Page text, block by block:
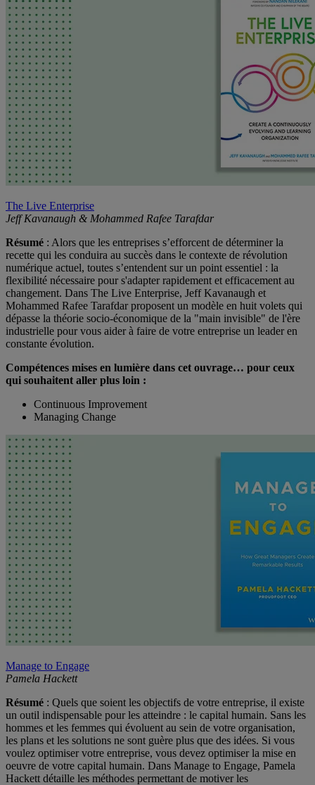
The Live Enterprise
Jeff Kavanaugh & Mohammed Rafee Tarafdar
Résumé : Alors que les entreprises s’efforcent de déterminer la
recette qui les conduira au succès dans le contexte de révolution
numérique actuel, toutes s’entendent sur un point essentiel : la
flexibilité nécessaire pour s'adapter rapidement et efficacement au
changement. Dans The Live Enterprise, Jeff Kavanaugh et
Mohammed Rafee Tarafdar proposent un modèle en huit volets qui
dépasse la théorie socio-économique de la "main invisible" de l'ère
industrielle pour vous aider à faire de votre entreprise un leader en
constante évolution.
Compétences mises en lumière dans cet ouvrage… pour ceux
qui souhaitent aller plus loin :
Continuous Improvement
Managing Change
Manage to Engage
Pamela Hackett
Résumé : Quels que soient les objectifs de votre entreprise, il existe
un outil indispensable pour les atteindre : le capital humain. Sans les
hommes et les femmes qui évoluent au sein de votre organisation,
les plans et les solutions ne sont guère plus que des idées. Si vous
voulez optimiser votre entreprise, vous devez optimiser la mise en
oeuvre de votre capital humain. Dans Manage to Engage, Pamela
Hackett détaille les méthodes permettant de motiver les